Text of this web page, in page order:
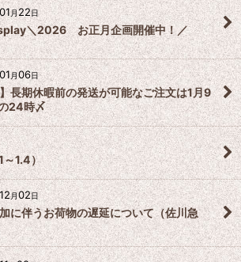
01月22日
＼2026 お正月企画開催中！／
01月06日
長期休暇前の発送が可能なご注文は1月9
24時〆
～1.4）
12月02日
に伴うお荷物の遅延について（佐川急